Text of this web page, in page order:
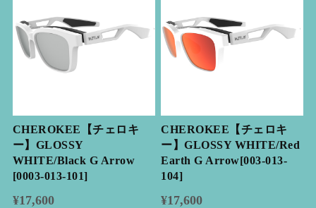
CHEROKEE【チェロキ
ー】GLOSSY
WHITE/Black G Arrow
[0003-013-101]
¥17,600
CHEROKEE【チェロキ
ー】GLOSSY WHITE/Red
Earth G Arrow[003-013-
104]
¥17,600